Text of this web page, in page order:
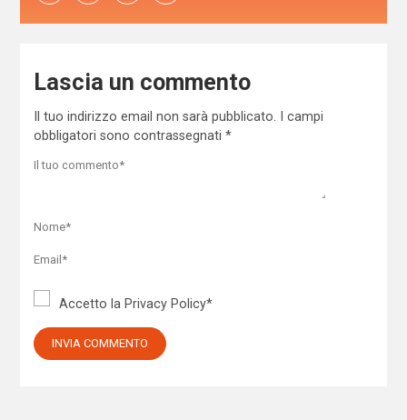
Lascia un commento
Il tuo indirizzo email non sarà pubblicato.
I campi
obbligatori sono contrassegnati *
Accetto la Privacy Policy*